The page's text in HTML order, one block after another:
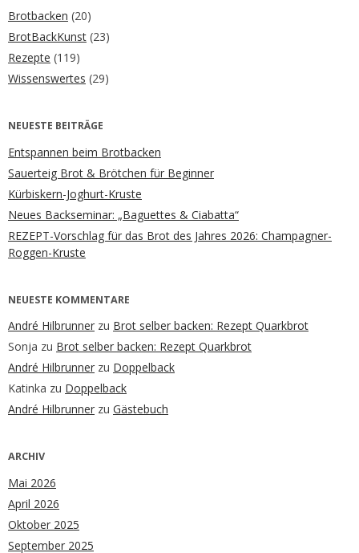
Brotbacken (20)
BrotBackKunst (23)
Rezepte (119)
Wissenswertes (29)
NEUESTE BEITRÄGE
Entspannen beim Brotbacken
Sauerteig Brot & Brötchen für Beginner
Kürbiskern-Joghurt-Kruste
Neues Backseminar: „Baguettes & Ciabatta“
REZEPT-Vorschlag für das Brot des Jahres 2026: Champagner-
Roggen-Kruste
NEUESTE KOMMENTARE
André Hilbrunner zu Brot selber backen: Rezept Quarkbrot
Sonja zu Brot selber backen: Rezept Quarkbrot
André Hilbrunner zu Doppelback
Katinka zu Doppelback
André Hilbrunner zu Gästebuch
ARCHIV
Mai 2026
April 2026
Oktober 2025
September 2025